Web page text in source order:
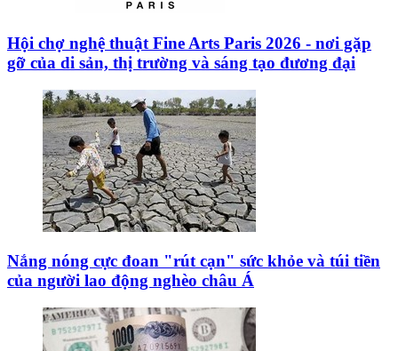
Hội chợ nghệ thuật Fine Arts Paris 2026 - nơi gặp
gỡ của di sản, thị trường và sáng tạo đương đại
Nắng nóng cực đoan "rút cạn" sức khỏe và túi tiền
của người lao động nghèo châu Á